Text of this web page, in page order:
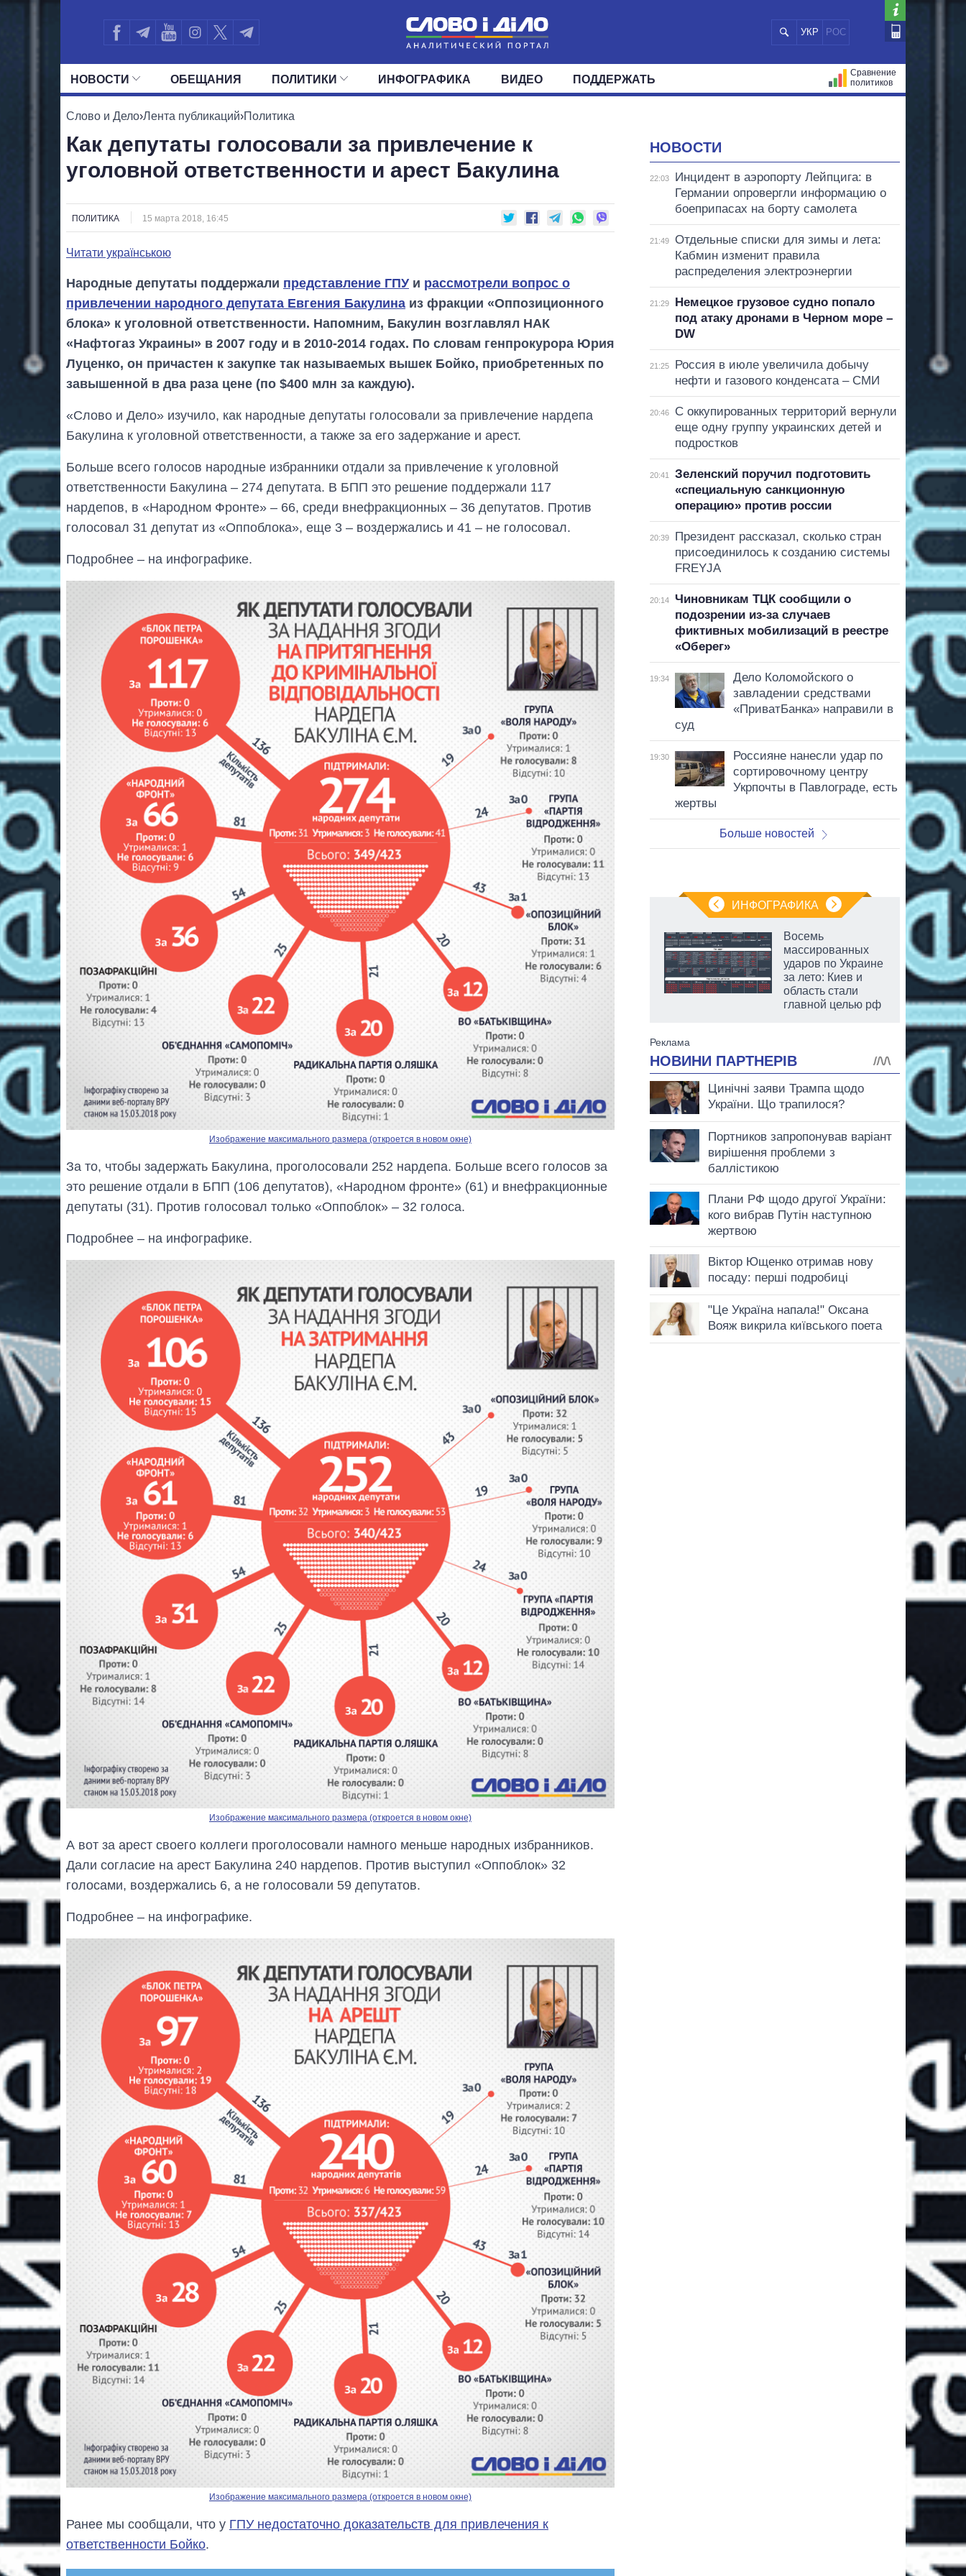
УКР РОС
НОВОСТИ
ПОЛИТИКА ЭКОНОМИКА ОБЩЕСТВО
ОБЕЩАНИЯ ПОЛИТИКИ
ВСЕ ПОЛИТИКИ ПРЕЗИДЕНТ И ОФИС
ДЕПУТАТЫ КОМИТЕТЫ ФРАКЦИИ
ИНФОГРАФИКА ВИДЕО ПОДДЕРЖАТЬ
Сравнение
политиков
Слово и Дело›Лента публикаций›Политика
Как депутаты голосовали за привлечение к
уголовной ответственности и арест Бакулина
ПОЛИТИКА 15 марта 2018, 16:45
Читати українською
Народные депутаты поддержали представление ГПУи рассмотрели вопрос о
привлечении народного депутата Евгения Бакулина из фракции «Оппозиционного
блока» к уголовной ответственности. Напомним, Бакулин возглавлял НАК
«Нафтогаз Украины» в 2007 году и в 2010-2014 годах. По словам генпрокурора Юрия
Луценко, он причастен к закупке так называемых вышек Бойко, приобретенных по
завышенной в два раза цене (по $400 млн за каждую).
«Слово и Дело» изучило, как народные депутаты голосовали за привлечение нардепа
Бакулина к уголовной ответственности, а также за его задержание и арест.
Больше всего голосов народные избранники отдали за привлечение к уголовной
ответственности Бакулина – 274 депутата. В БПП это решение поддержали 117
нардепов, в «Народном Фронте» – 66, среди внефракционных – 36 депутатов. Против
голосовал 31 депутат из «Оппоблока», еще 3 – воздержались и 41 – не голосовал.
Подробнее – на инфографике.
Изображение максимального размера (откроется в новом окне)
За то, чтобы задержать Бакулина, проголосовали 252 нардепа. Больше всего голосов за
это решение отдали в БПП (106 депутатов), «Народном фронте» (61) и внефракционные
депутаты (31). Против голосовал только «Оппоблок» – 32 голоса.
Подробнее – на инфографике.
Изображение максимального размера (откроется в новом окне)
А вот за арест своего коллеги проголосовали намного меньше народных избранников.
Дали согласие на арест Бакулина 240 нардепов. Против выступил «Оппоблок» 32
голосами, воздержались 6, а не голосовали 59 депутатов.
Подробнее – на инфографике.
Изображение максимального размера (откроется в новом окне)
Ранее мы сообщали, что у ГПУ недостаточно доказательств для привлечения к
ответственности Бойко.
НОВОСТИ
22:03
Инцидент в аэропорту Лейпцига: в
Германии опровергли информацию о
боеприпасах на борту самолета
21:49
Отдельные списки для зимы и лета:
Кабмин изменит правила
распределения электроэнергии
21:29
Немецкое грузовое судно попало
под атаку дронами в Черном море –
DW
21:25
Россия в июле увеличила добычу
нефти и газового конденсата – СМИ
20:46
С оккупированных территорий вернули
еще одну группу украинских детей и
подростков
20:41
Зеленский поручил подготовить
«специальную санкционную
операцию» против россии
20:39
Президент рассказал, сколько стран
присоединилось к созданию системы
FREYJA
20:14
Чиновникам ТЦК сообщили о
подозрении из-за случаев
фиктивных мобилизаций в реестре
«Оберег»
19:34
Дело Коломойского о
завладении средствами
«ПриватБанка» направили в
суд
19:30
Россияне нанесли удар по
сортировочному центру
Укрпочты в Павлограде, есть
жертвы
Больше новостей
ИНФОГРАФИКА
Как выросли
тарифы на
холодную воду в
городах Украины
Восемь
массированных
ударов по Украине
за лето: Киев и
область стали
главной целью рф